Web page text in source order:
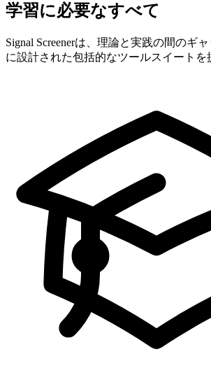
学習に必要なすべて
Signal Screenerは、理論と実践の間のギ
に設計された包括的なツールスイートを